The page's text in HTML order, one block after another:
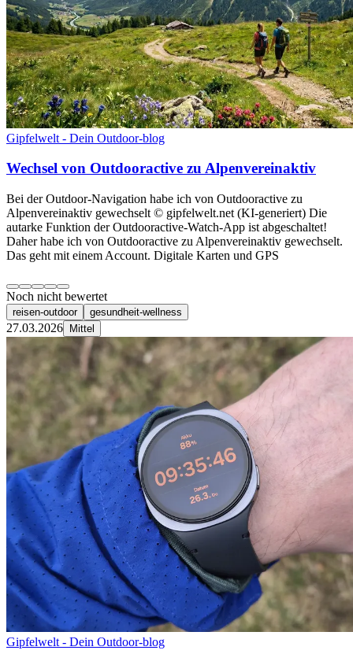
Gipfelwelt - Dein Outdoor-blog
Wechsel von Outdooractive zu Alpenvereinaktiv
Bei der Outdoor-Navigation habe ich von Outdooractive zu
Alpenvereinaktiv gewechselt © gipfelwelt.net (KI-generiert) Die
autarke Funktion der Outdooractive-Watch-App ist abgeschaltet!
Daher habe ich von Outdooractive zu Alpenvereinaktiv gewechselt.
Das geht mit einem Account. Digitale Karten und GPS
Noch nicht bewertet
reisen-outdoor gesundheit-wellness
27.03.2026 Mittel
Gipfelwelt - Dein Outdoor-blog